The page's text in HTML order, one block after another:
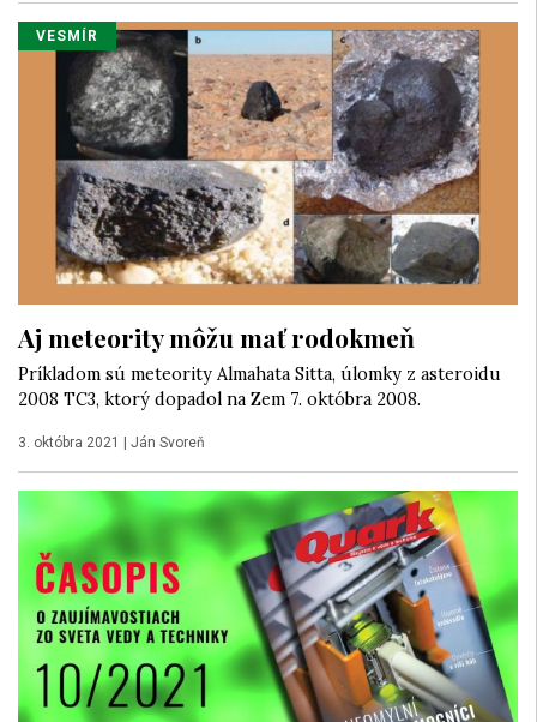
VESMÍR
Aj meteority môžu mať rodokmeň
Príkladom sú meteority Almahata Sitta, úlomky z asteroidu
2008 TC3, ktorý dopadol na Zem 7. októbra 2008.
3. októbra 2021 Ján Svoreň